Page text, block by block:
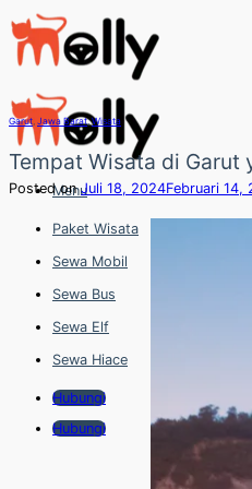
Skip
to
content
Menu
Paket Wisata
Sewa Mobil
Sewa Bus
Sewa Elf
Sewa Hiace
Hubungi
Hubungi
Garut Jawa Barat,Wisata
Tempat Wisata di Garut
Posted onJuli 18, 2024Februari 14,